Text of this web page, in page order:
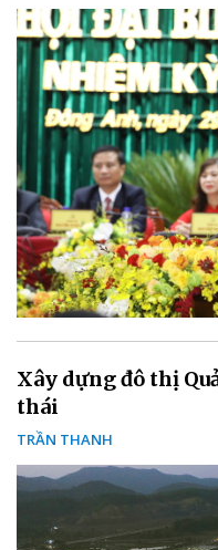
Xây dựng đô thị
thái
TRẦN THANH